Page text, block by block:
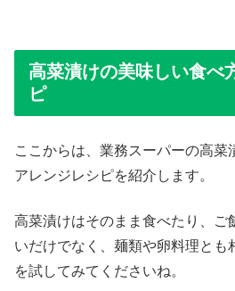
高菜漬けの美味しい食べ
ピ
ここからは、業務スーパーの高菜
アレンジレシピを紹介します。
高菜漬けはそのまま食べたり、ご
いだけでなく、麺類や卵料理とも
を試してみてくださいね。